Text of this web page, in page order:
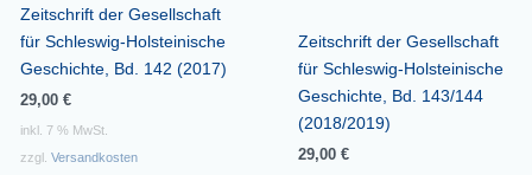
Zeitschrift der Gesellschaft
für Schleswig-Holsteinische
Geschichte, Bd. 142 (2017)
29,00 €
inkl. 7 % MwSt.
zzgl. Versandkosten
Zeitschrift der Gesellschaft
für Schleswig-Holsteinische
Geschichte, Bd. 143/144
(2018/2019)
29,00 €